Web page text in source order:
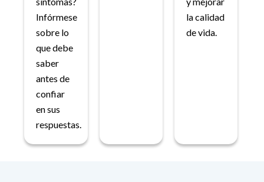
Infórmese
sobre lo
que debe
saber
antes de
confiar
en sus
respuestas.
la calidad
de vida.